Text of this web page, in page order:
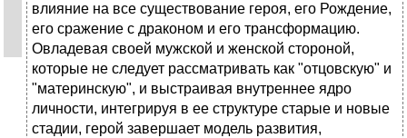
влияние на все существование героя, его Рождение,
его сражение с драконом и его трансформацию.
Овладевая своей мужской и женской стороной,
которые не следует рассматривать как "отцовскую" и
"материнскую", и выстраивая внутреннее ядро
личности, интегрируя в ее структуре старые и новые
стадии, герой завершает модель развития,